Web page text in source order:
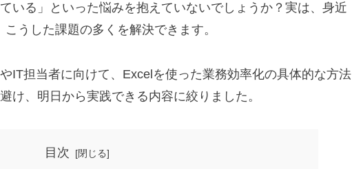
いる」といった悩みを抱えていないでしょうか？実は、身近
うした課題の多くを解決できます。
IT担当者に向けて、Excelを使った業務効率化の具体的な方法
け、明日から実践できる内容に絞りました。
目次